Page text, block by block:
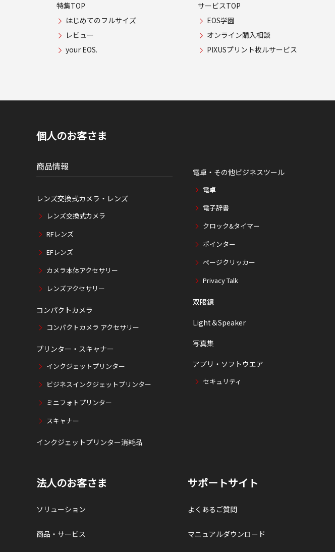
特集TOP
はじめてのフルサイズ
レビュー
your EOS.
サービスTOP
EOS学園
オンライン購入相談
PIXUSプリント枚ルサービス
個人のお客さま
商品情報
レンズ交換式カメラ・レンズ
レンズ交換式カメラ
RFレンズ
EFレンズ
カメラ本体アクセサリー
レンズアクセサリー
コンパクトカメラ
コンパクトカメラ アクセサリー
プリンター・スキャナー
インクジェットプリンター
ビジネスインクジェットプリンター
ミニフォトプリンター
スキャナー
インクジェットプリンター消耗品
電卓・その他ビジネスツール
電卓
電子辞書
クロック&タイマー
ポインター
ページクリッカー
Privacy Talk
双眼鏡
Light＆Speaker
写真集
アプリ・ソフトウエア
セキュリティ
法人のお客さま
ソリューション
商品・サービス
サポートサイト
よくあるご質問
マニュアルダウンロード